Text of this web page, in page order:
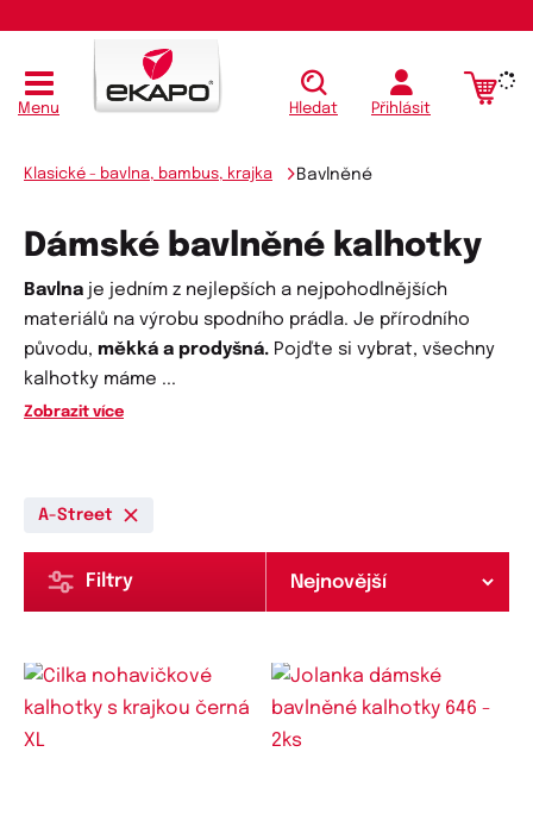
Menu Hledat Přihlásit
Klasické - bavlna, bambus, krajka Bavlněné
Dámské bavlněné kalhotky
Bavlna je jedním z nejlepších a nejpohodlnějších
materiálů na výrobu spodního prádla. Je přírodního
původu, měkká a prodyšná. Pojďte si vybrat, všechny
kalhotky máme ...
Zobrazit více
A-Street
Filtry